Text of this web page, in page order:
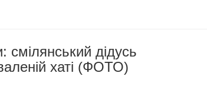
смілянський дідусь
хаті (ФОТО)